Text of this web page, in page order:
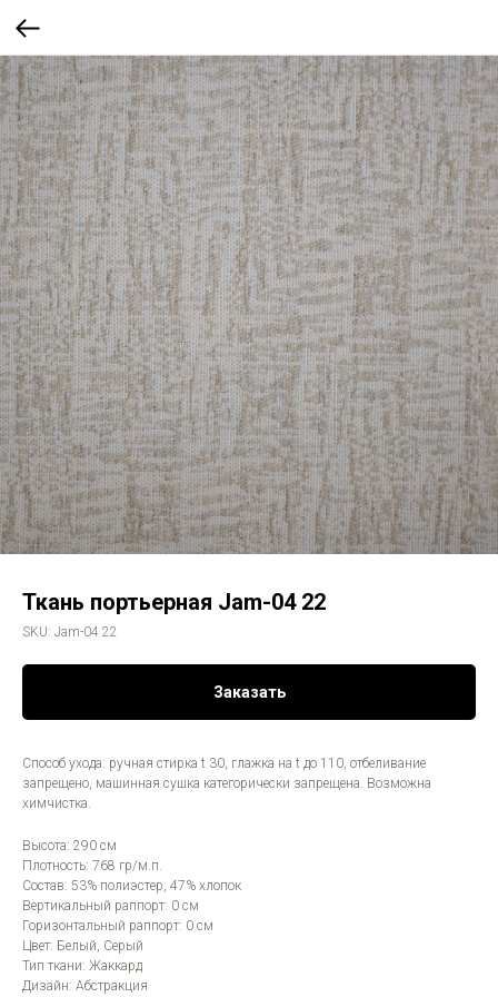
Ткань портьерная Jam-04 22
SKU: Jam-04 22
Заказать
Способ ухода: ручная стирка t 30, глажка на t до 110, отбеливание
запрещено, машинная сушка категорически запрещена. Возможна
химчистка.
Высота: 290 см
Плотность: 768 гр/м.п.
Состав: 53% полиэстер, 47% хлопок
Вертикальный раппорт: 0 см
Горизонтальный раппорт: 0 см
Цвет: Белый, Серый
Тип ткани: Жаккард
Дизайн: Абстракция